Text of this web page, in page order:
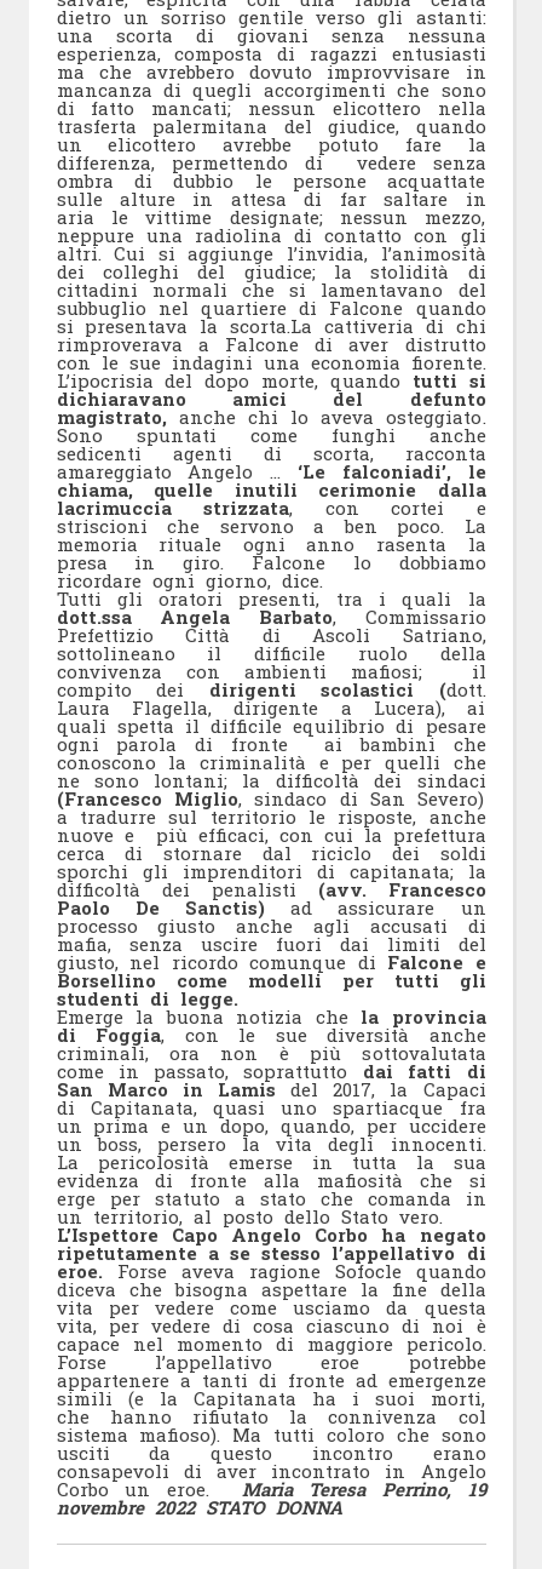
dietro un sorriso gentile verso gli astanti:
una scorta di giovani senza nessuna
esperienza, composta di ragazzi entusiasti
ma che avrebbero dovuto improvvisare in
mancanza di quegli accorgimenti che sono
di fatto mancati; nessun elicottero nella
trasferta palermitana del giudice, quando
un elicottero avrebbe potuto fare la
differenza, permettendo di vedere senza
ombra di dubbio le persone acquattate
sulle alture in attesa di far saltare in
aria le vittime designate; nessun mezzo,
neppure una radiolina di contatto con gli
altri. Cui si aggiunge l’invidia, l’animosità
dei colleghi del giudice; la stolidità di
cittadini normali che si lamentavano del
subbuglio nel quartiere di Falcone quando
si presentava la scorta.La cattiveria di chi
rimproverava a Falcone di aver distrutto
con le sue indagini una economia fiorente.
L’ipocrisia del dopo morte, quando tutti si
dichiaravano amici del defunto
magistrato,anche chi lo aveva osteggiato.
Sono spuntati come funghi anche
sedicenti agenti di scorta, racconta
amareggiato Angelo … ‘Le falconiadi’, le
chiama, quelle inutili cerimonie dalla
lacrimuccia strizzata, con cortei e
striscioni che servono a ben poco. La
memoria rituale ogni anno rasenta la
presa in giro. Falcone lo dobbiamo
ricordare ogni giorno, dice.
Tutti gli oratori presenti, tra i quali la
dott.ssa Angela Barbato, Commissario
Prefettizio Città di Ascoli Satriano,
sottolineano il difficile ruolo della
convivenza con ambienti mafiosi; il
compito dei dirigenti scolastici (dott.
Laura Flagella, dirigente a Lucera), ai
quali spetta il difficile equilibrio di pesare
ogni parola di fronte ai bambini che
conoscono la criminalità e per quelli che
ne sono lontani; la difficoltà dei sindaci
(Francesco Miglio, sindaco di San Severo)
a tradurre sul territorio le risposte, anche
nuove e più efficaci, con cui la prefettura
cerca di stornare dal riciclo dei soldi
sporchi gli imprenditori di capitanata; la
difficoltà dei penalisti (avv. Francesco
Paolo De Sanctis) ad assicurare un
processo giusto anche agli accusati di
mafia, senza uscire fuori dai limiti del
giusto, nel ricordo comunque di Falcone e
Borsellino come modelli per tutti gli
studenti di legge.
Emerge la buona notizia che la provincia
di Foggia, con le sue diversità anche
criminali, ora non è più sottovalutata
come in passato, soprattutto dai fatti di
San Marco in Lamis del 2017, la Capaci
di Capitanata, quasi uno spartiacque fra
un prima e un dopo, quando, per uccidere
un boss, persero la vita degli innocenti.
La pericolosità emerse in tutta la sua
evidenza di fronte alla mafiosità che si
erge per statuto a stato che comanda in
un territorio, al posto dello Stato vero.
L’Ispettore Capo Angelo Corbo ha negato
ripetutamente a se stesso l’appellativo di
eroe. Forse aveva ragione Sofocle quando
diceva che bisogna aspettare la fine della
vita per vedere come usciamo da questa
vita, per vedere di cosa ciascuno di noi è
capace nel momento di maggiore pericolo.
Forse l’appellativo eroe potrebbe
appartenere a tanti di fronte ad emergenze
simili (e la Capitanata ha i suoi morti,
che hanno rifiutato la connivenza col
sistema mafioso). Ma tutti coloro che sono
usciti da questo incontro erano
consapevoli di aver incontrato in Angelo
Corbo un eroe. Maria Teresa Perrino, 19
novembre 2022 STATO DONNA